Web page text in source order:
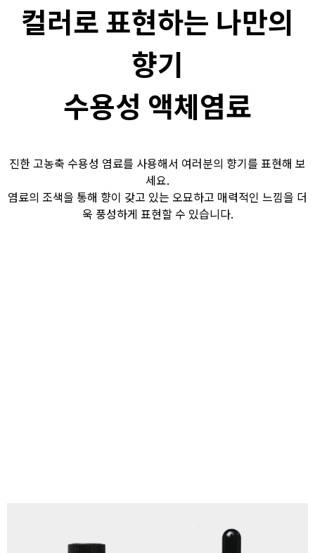
컬러로 표현하는 나만의
향기
수용성 액체염료
진한 고농축 수용성 염료를 사용해서 여러분의 향기를 표현해 보
세요.
염료의 조색을 통해 향이 갖고 있는 오묘하고 매력적인 느낌을 더
욱 풍성하게 표현할 수 있습니다.